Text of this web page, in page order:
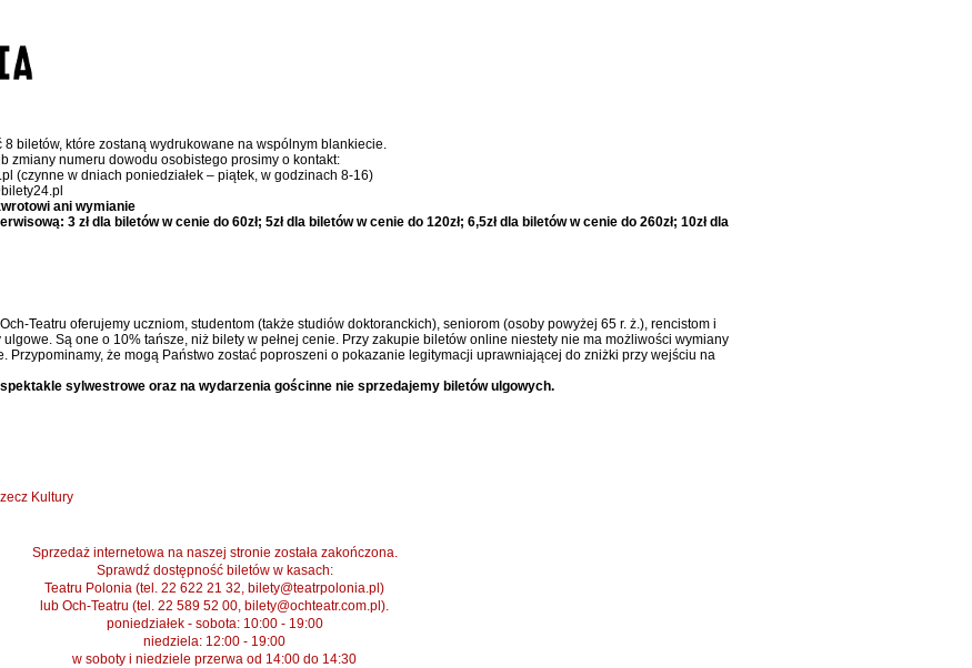
biletów, które zostaną wydrukowane na wspólnym blankiecie.
zmiany numeru dowodu osobistego prosimy o kontakt:
(czynne w dniach poniedziałek – piątek, w godzinach 8-16)
ani wymianie
3 zł dla biletów w cenie do 60zł; 5zł dla biletów w cenie do 120zł; 6,5zł dla biletów w cenie do 260zł; 10zł dla
Teatru oferujemy uczniom, studentom (także studiów doktoranckich), seniorom (osoby powyżej 65 r. ż.), rencistom i
Są one o 10% tańsze, niż bilety w pełnej cenie. Przy zakupie biletów online niestety nie ma możliwości wymiany
Przypominamy, że mogą Państwo zostać poproszeni o pokazanie legitymacji uprawniającej do zniżki przy wejściu na
sylwestrowe oraz na wydarzenia gościnne nie sprzedajemy biletów ulgowych.
Kultury
Sprzedaż internetowa na naszej stronie została zakończona.
Sprawdź dostępność biletów w kasach:
Teatru Polonia (tel. 22 622 21 32, bilety@teatrpolonia.pl)
lub Och-Teatru (tel. 22 589 52 00, bilety@ochteatr.com.pl).
poniedziałek - sobota: 10:00 - 19:00
niedziela: 12:00 - 19:00
w soboty i niedziele przerwa od 14:00 do 14:30